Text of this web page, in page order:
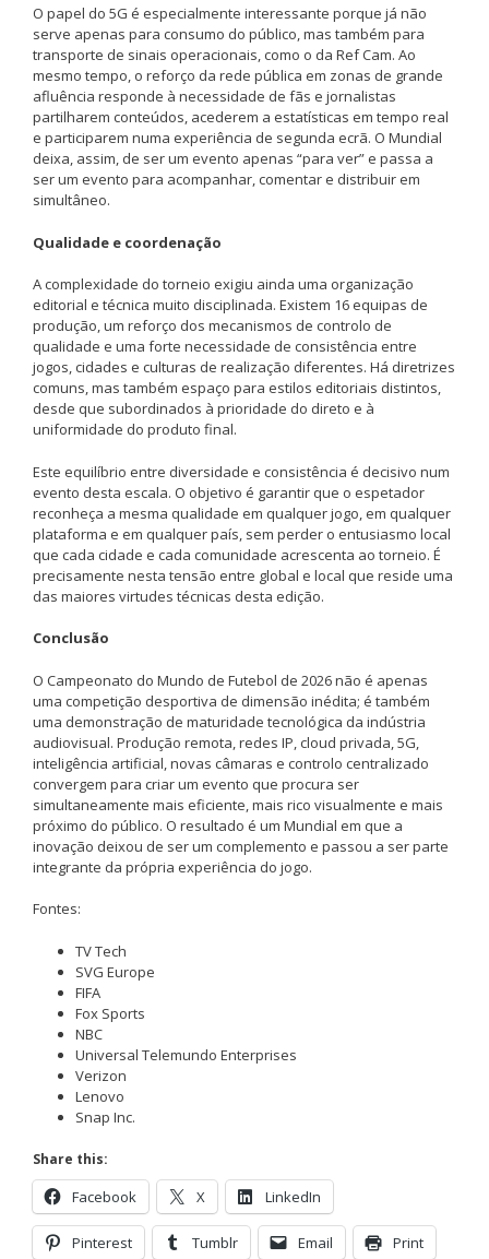
O papel do 5G é especialmente interessante porque já não
serve apenas para consumo do público, mas também para
transporte de sinais operacionais, como o da Ref Cam. Ao
mesmo tempo, o reforço da rede pública em zonas de grande
afluência responde à necessidade de fãs e jornalistas
partilharem conteúdos, acederem a estatísticas em tempo real
e participarem numa experiência de segunda ecrã. O Mundial
deixa, assim, de ser um evento apenas “para ver” e passa a
ser um evento para acompanhar, comentar e distribuir em
simultâneo.
Qualidade e coordenação
A complexidade do torneio exigiu ainda uma organização
editorial e técnica muito disciplinada. Existem 16 equipas de
produção, um reforço dos mecanismos de controlo de
qualidade e uma forte necessidade de consistência entre
jogos, cidades e culturas de realização diferentes. Há diretrizes
comuns, mas também espaço para estilos editoriais distintos,
desde que subordinados à prioridade do direto e à
uniformidade do produto final.
Este equilíbrio entre diversidade e consistência é decisivo num
evento desta escala. O objetivo é garantir que o espetador
reconheça a mesma qualidade em qualquer jogo, em qualquer
plataforma e em qualquer país, sem perder o entusiasmo local
que cada cidade e cada comunidade acrescenta ao torneio. É
precisamente nesta tensão entre global e local que reside uma
das maiores virtudes técnicas desta edição.
Conclusão
O Campeonato do Mundo de Futebol de 2026 não é apenas
uma competição desportiva de dimensão inédita; é também
uma demonstração de maturidade tecnológica da indústria
audiovisual. Produção remota, redes IP, cloud privada, 5G,
inteligência artificial, novas câmaras e controlo centralizado
convergem para criar um evento que procura ser
simultaneamente mais eficiente, mais rico visualmente e mais
próximo do público. O resultado é um Mundial em que a
inovação deixou de ser um complemento e passou a ser parte
integrante da própria experiência do jogo.
Fontes:
TV Tech
SVG Europe
FIFA
Fox Sports
NBC
Universal Telemundo Enterprises
Verizon
Lenovo
Snap Inc.
Share this:
Facebook X LinkedIn
Pinterest Tumblr Email Print